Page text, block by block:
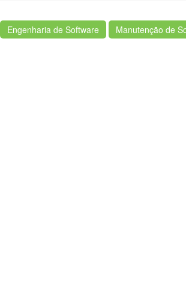
Engenharia de Software Manutenção de